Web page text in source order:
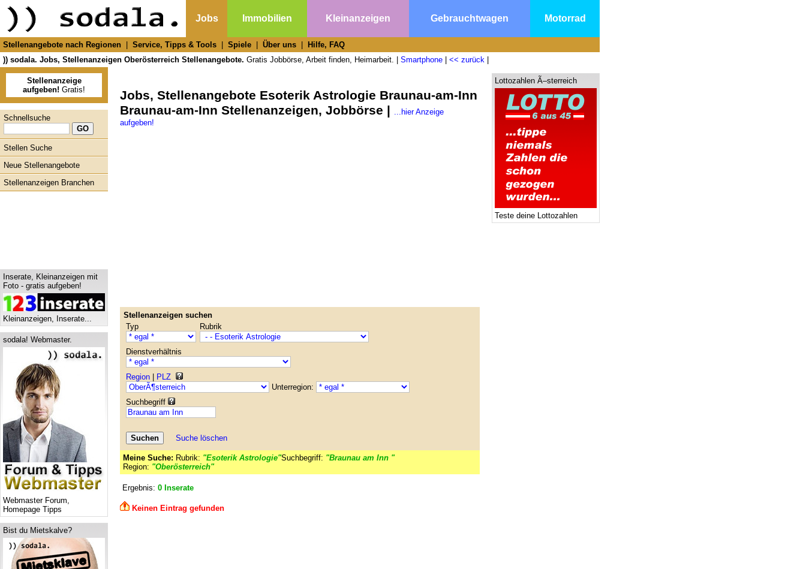
Jobs Immobilien Kleinanzeigen Gebrauchtwagen Motorrad
Stellenangebote nach Regionen Service, Tipps & Tools Spiele Über uns
Hilfe, FAQ
)) sodala. Jobs, Stellenanzeigen Oberösterreich Stellenangebote. Gratis Jobbörse, Arbeit finden, Heimarbeit. | Smartphone << zurück
Stellenanzeige
aufgeben! Gratis!
Schnellsuche
Stellen Suche
Neue Stellenangebote
Stellenanzeigen Branchen
Inserate, Kleinanzeigen mit
Foto - gratis aufgeben!
Kleinanzeigen, Inserate...
sodala! Webmaster.
Webmaster Forum,
Homepage Tipps
Bist du Mietskalve?
Jobs, Stellenangebote Esoterik Astrologie Braunau-am-Inn
Braunau-am-Inn Stellenanzeigen, Jobbörse | ...hier Anzeige
aufgeben!
Stellenanzeigen suchen
Typ
Rubrik
Dienstverhältnis
Region
PLZ
Unterregion:
Suchbegriff
Suche löschen
Meine Suche: Rubrik: "Esoterik Astrologie"Suchbegriff: "Braunau am Inn "
Region: "Oberösterreich"
Ergebnis: 0 Inserate
Keinen Eintrag gefunden
Lottozahlen Ã–sterreich
Teste deine Lottozahlen